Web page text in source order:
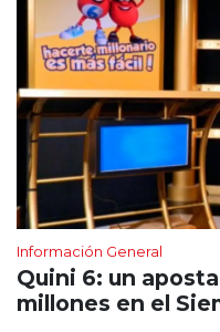
Información General
Quini 6: un
millones en el